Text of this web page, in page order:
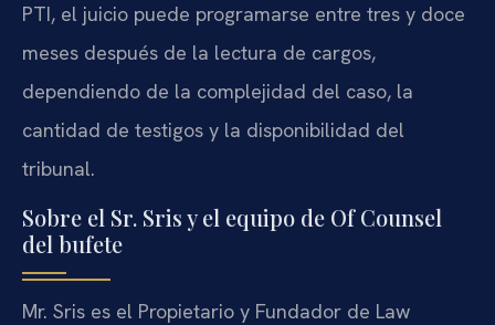
PTI, el juicio puede programarse entre tres y doce
meses después de la lectura de cargos,
dependiendo de la complejidad del caso, la
cantidad de testigos y la disponibilidad del
tribunal.
Sobre el Sr. Sris y el equipo de Of Counsel
del bufete
Mr. Sris es el Propietario y Fundador de Law